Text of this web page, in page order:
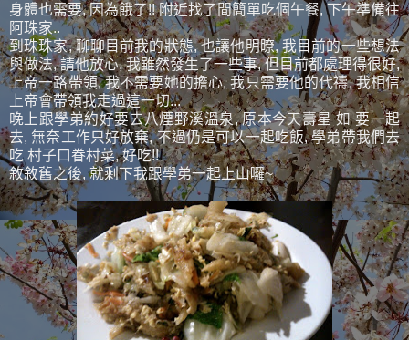
身體也需要, 因為餓了!! 附近找了間簡單吃個午餐, 下午準備往
阿珠家..
到珠珠家, 聊聊目前我的狀態, 也讓他明瞭, 我目前的一些想法
與做法, 請他放心, 我雖然發生了一些事, 但目前都處理得很好,
上帝一路帶領, 我不需要她的擔心, 我只需要他的代禱, 我相信
上帝會帶領我走過這一切...
晚上跟學弟約好要去八煙野溪溫泉, 原本今天壽星 如 要一起
去, 無奈工作只好放棄, 不過仍是可以一起吃飯, 學弟帶我們去
吃 村子口眷村菜, 好吃!!
敘敘舊之後, 就剩下我跟學弟一起上山囉~